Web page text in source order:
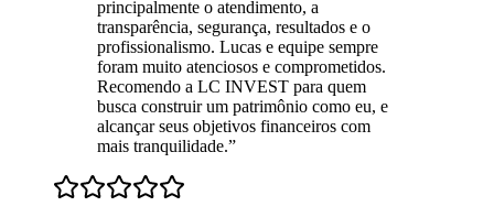
principalmente o atendimento, a
transparência, segurança, resultados e o
profissionalismo. Lucas e equipe sempre
foram muito atenciosos e comprometidos.
Recomendo a LC INVEST para quem
busca construir um patrimônio como eu, e
alcançar seus objetivos financeiros com
mais tranquilidade.”